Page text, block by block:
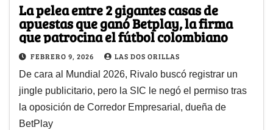
La pelea entre 2 gigantes casas de
apuestas que ganó Betplay, la firma
que patrocina el fútbol colombiano
FEBRERO 9, 2026 LAS DOS ORILLAS
De cara al Mundial 2026, Rivalo buscó registrar un
jingle publicitario, pero la SIC le negó el permiso tras
la oposición de Corredor Empresarial, dueña de
BetPlay